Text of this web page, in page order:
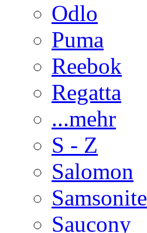
Odlo
Puma
Reebok
Regatta
...mehr
S - Z
Salomon
Samsonite
Saucony